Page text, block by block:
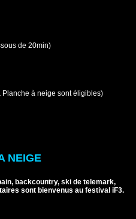
de 20min)
Planche à neige sont éligibles)
NEIGE
backcountry, ski de telemark,
sont bienvenus au festival iF3.